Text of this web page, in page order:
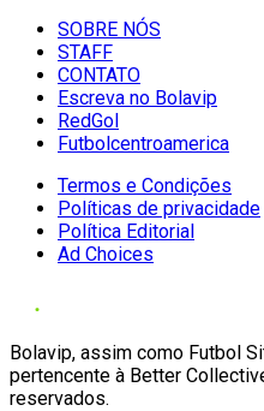
SOBRE NÓS
STAFF
CONTATO
Escreva no Bolavip
RedGol
Futbolcentroamerica
Termos e Condições
Políticas de privacidade
Política Editorial
Ad Choices
Bolavip, assim como Futbol
pertencente à Better
reservados.